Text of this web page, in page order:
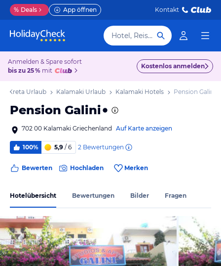
% Deals App öffnen Kontakt
Hotel, Reiseziel
Anmelden & Spare sofort
bis zu 25 % mit
Kostenlos anmelden
Kreta Urlaub Kalamaki Urlaub Kalamaki Hotels Pension Galini
Pension Galini
702 00 Kalamaki Griechenland Auf Karte anzeigen
100% 5,9 / 6 2 Bewertungen
Bewerten Hochladen Merken
Hotelübersicht Bewertungen Bilder Fragen